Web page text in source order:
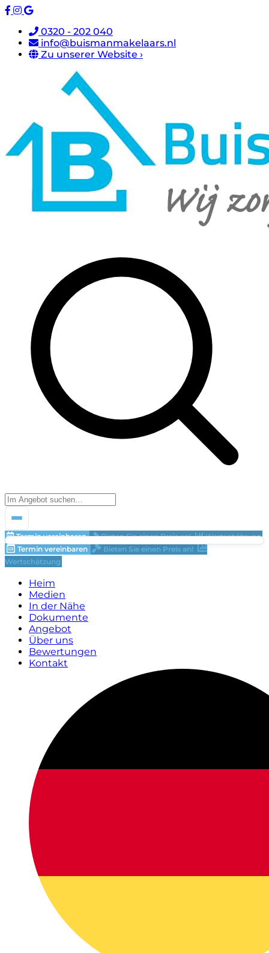
0320 - 202 040
info@buismanmakelaars.nl
Zu unserer Website ›
Termin vereinbaren Bieten Sie einen Preis an!
Wertschätzung
Termin vereinbaren
Bieten Sie einen Preis an!
Wertschätzung
Heim
Medien
In der Nähe
Dokumente
Angebot
Über uns
Bewertungen
Kontakt